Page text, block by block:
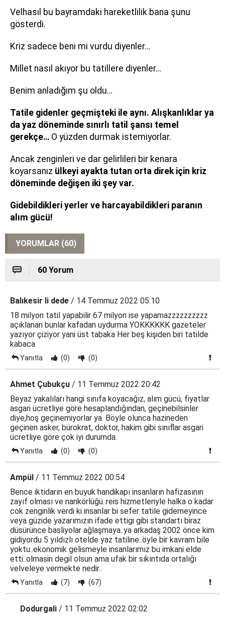
Velhasıl bu bayramdaki hareketlilik bana şunu
gösterdi.
Kriz sadece beni mi vurdu diyenler…
Millet nasıl akıyor bu tatillere diyenler…
Benim anladığım şu oldu…
Tatile gidenler geçmişteki ile aynı. Alışkanlıklar ya
da yaz döneminde sınırlı tatil şansı temel
gerekçe… O yüzden durmak istemiyorlar.
Ancak zenginleri ve dar gelirlileri bir kenara
koyarsanız ülkeyi ayakta tutan orta direk için kriz
döneminde değişen iki şey var.
Gidebildikleri yerler ve harcayabildikleri paranın
alım gücü!
YORUMLAR (60)
60 Yorum
Balıkesir li dede / 14 Temmuz 2022 05:10
18 milyon tatil yapabilir 67 milyon ise yapamazzzzzzzzzz
açıklanan bunlar kafadan uydurma YOKKKKKK gazeteler
yazıyor çiziyor yani üst tabaka Her beş kişiden biri tatilde
kabaca
Yanıtla (0) (0)
Ahmet Çubukçu / 11 Temmuz 2022 20:42
Beyaz yakalıları hangi sınıfa koyacağız, alım gücü, fiyatlar
asgari ücretliye göre hesaplandığından, geçinebilsinler
diye,hoş geçinemiyorlar ya. Böyle olunca hazineden
geçinen asker, bürokrat, doktor, hakim gibi sınıflar asgari
ücretliye göre çok iyi durumda.
Yanıtla (0) (0)
Ampül / 11 Temmuz 2022 00:54
Bence iktidarın en buyuk handikapı insanların hafizasının
zayıf olması ve nankörlüğü..reis hizmetleriyle halka o kadar
cok zenginlik verdi ki insanlar bi sefer tatile gidemeyince
veya güzide yazarımızın ifade ettigi gibi standartı biraz
düsürünce basliyolar ağlaşmaya..ya arkadaş 2002 önce kim
gidiyordu 5 yıldızlı otelde yaz tatiline..öyle bir kavram bile
yoktu..ekonomik gelismeyle insanlarımız bu imkani elde
etti..olmasin degil olsun ama ufak bir sıkıntıda ortalığı
velveleye vermekte nedir..
Yanıtla (7) (67)
Dodurgali / 11 Temmuz 2022 02:02